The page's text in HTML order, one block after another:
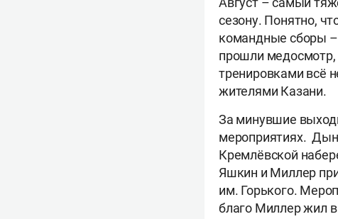
сезону. Понятно,
командные сборы –
прошли медосмотр,
тренировками всё
жителями Казани.
За минувшие
мероприятиях.
Кремлёвской
Яшкин и Миллер
им. Горького.
благо Миллер жил